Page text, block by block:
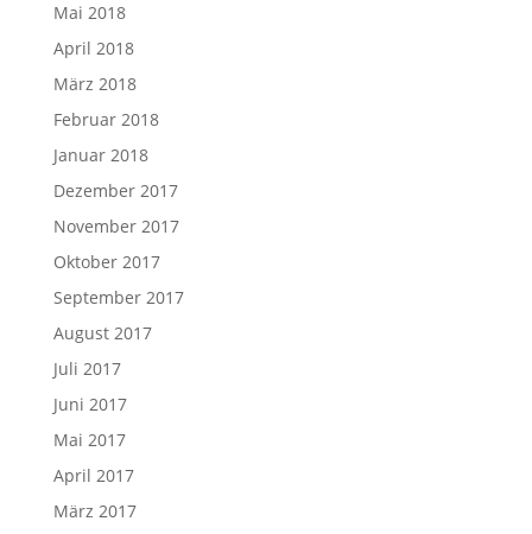
Mai 2018
April 2018
März 2018
Februar 2018
Januar 2018
Dezember 2017
November 2017
Oktober 2017
September 2017
August 2017
Juli 2017
Juni 2017
Mai 2017
April 2017
März 2017